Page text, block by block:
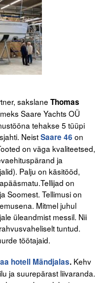
sakslane Thomas
Saare Yachts OÜ
tehakse 5 tüüpi
NeistSaare 46 on
on väga kvaliteetsed,
ja
Palju on käsitööd,
on
Soomest. Tellimusi on
Mitmel juhul
üleandmist messil. Nii
tuntud.
töötajaid.
hotell Mändjalas. Kehv
ja suurepärast liivaranda.